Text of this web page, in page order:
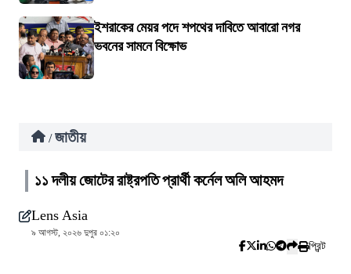
ইশরাকের মেয়র পদে শপথের দাবিতে আবারো নগর
ভবনের সামনে বিক্ষোভ
/ জাতীয়
১১ দলীয় জোটের রাষ্ট্রপতি প্রার্থী কর্নেল অলি আহমদ
Lens Asia
৯ আগস্ট, ২০২৬ দুপুর ০১:২০
প্রিন্ট